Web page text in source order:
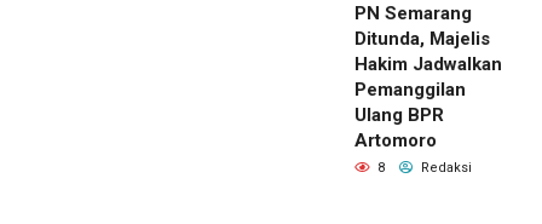
PN Semarang
Ditunda, Majelis
Hakim Jadwalkan
Pemanggilan
Ulang BPR
Artomoro
8 Redaksi